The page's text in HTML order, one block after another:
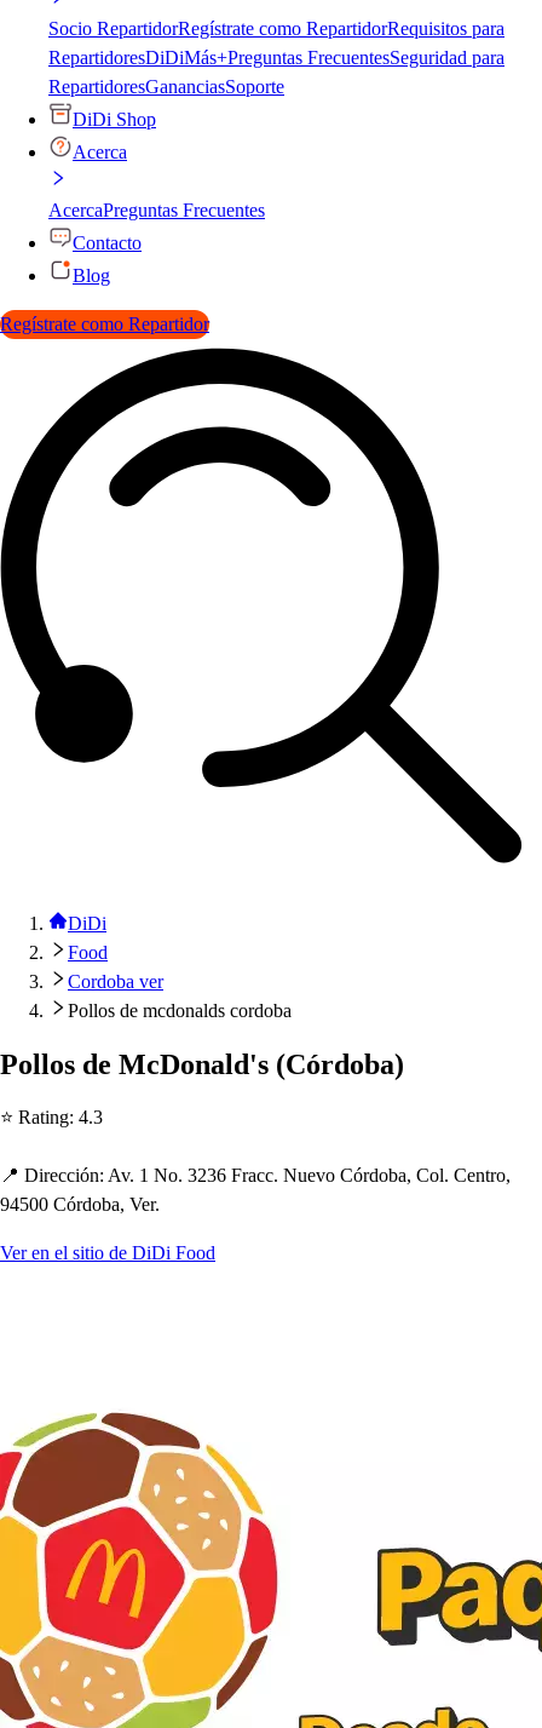
Socio RepartidorRegístrate como RepartidorRequisitos para
RepartidoresDiDiMás+Preguntas FrecuentesSeguridad para
RepartidoresGananciasSoporte
DiDi Shop
Acerca
AcercaPreguntas Frecuentes
Contacto
Blog
Regístrate como Repartidor
DiDi
Food
Cordoba ver
Pollos de mcdonalds cordoba
Pollos de McDonald's (Córdoba)
⭐ Rating: 4.3
📍 Dirección: Av. 1 No. 3236 Fracc. Nuevo Córdoba, Col. Centro,
94500 Córdoba, Ver.
Ver en el sitio de DiDi Food